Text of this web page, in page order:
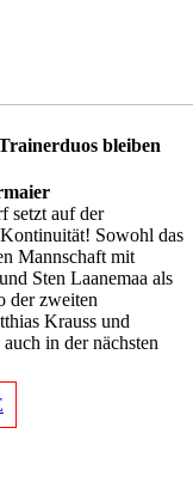
bleiben
setzt auf der
Sowohl das
Mannschaft mit
Sten Laanemaa als
der zweiten
Krauss und
in der nächsten